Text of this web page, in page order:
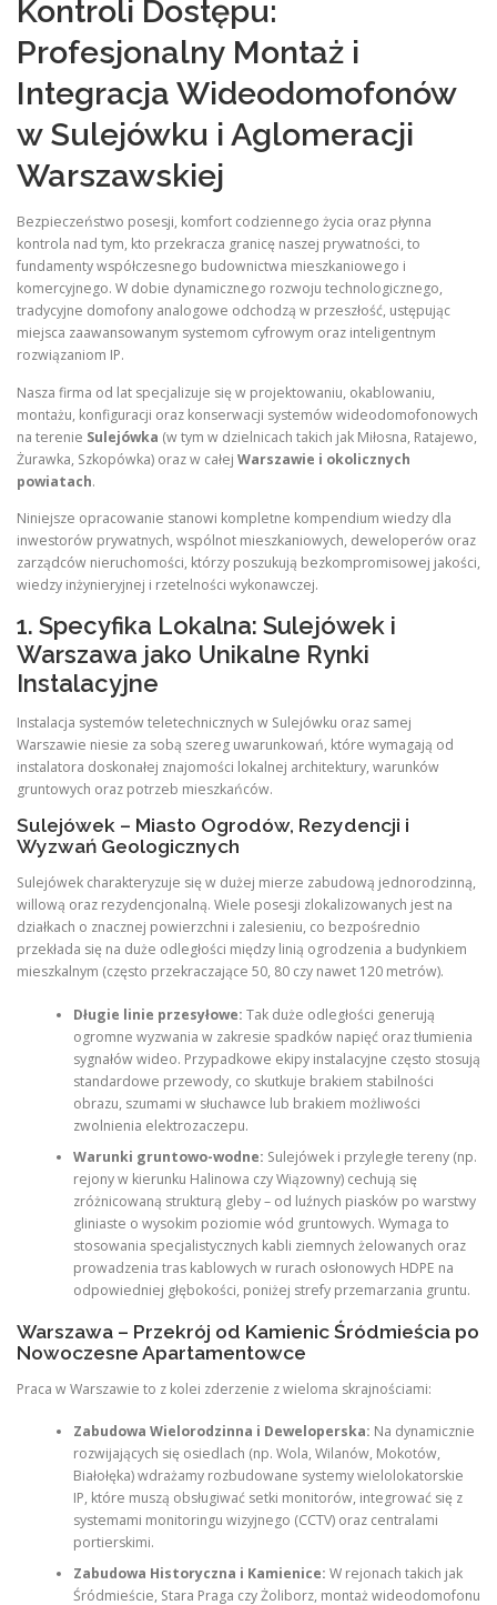
Kontroli Dostępu:
Profesjonalny Montaż i
Integracja Wideodomofonów
w Sulejówku i Aglomeracji
Warszawskiej
Bezpieczeństwo posesji, komfort codziennego życia oraz płynna
kontrola nad tym, kto przekracza granicę naszej prywatności, to
fundamenty współczesnego budownictwa mieszkaniowego i
komercyjnego. W dobie dynamicznego rozwoju technologicznego,
tradycyjne domofony analogowe odchodzą w przeszłość, ustępując
miejsca zaawansowanym systemom cyfrowym oraz inteligentnym
rozwiązaniom IP.
Nasza firma od lat specjalizuje się w projektowaniu, okablowaniu,
montażu, konfiguracji oraz konserwacji systemów wideodomofonowych
na terenie Sulejówka (w tym w dzielnicach takich jak Miłosna, Ratajewo,
Żurawka, Szkopówka) oraz w całej Warszawie i okolicznych
powiatach.
Niniejsze opracowanie stanowi kompletne kompendium wiedzy dla
inwestorów prywatnych, wspólnot mieszkaniowych, deweloperów oraz
zarządców nieruchomości, którzy poszukują bezkompromisowej jakości,
wiedzy inżynieryjnej i rzetelności wykonawczej.
1. Specyfika Lokalna: Sulejówek i
Warszawa jako Unikalne Rynki
Instalacyjne
Instalacja systemów teletechnicznych w Sulejówku oraz samej
Warszawie niesie za sobą szereg uwarunkowań, które wymagają od
instalatora doskonałej znajomości lokalnej architektury, warunków
gruntowych oraz potrzeb mieszkańców.
Sulejówek – Miasto Ogrodów, Rezydencji i
Wyzwań Geologicznych
Sulejówek charakteryzuje się w dużej mierze zabudową jednorodzinną,
willową oraz rezydencjonalną. Wiele posesji zlokalizowanych jest na
działkach o znacznej powierzchni i zalesieniu, co bezpośrednio
przekłada się na duże odległości między linią ogrodzenia a budynkiem
mieszkalnym (często przekraczające 50, 80 czy nawet 120 metrów).
Długie linie przesyłowe: Tak duże odległości generują
ogromne wyzwania w zakresie spadków napięć oraz tłumienia
sygnałów wideo. Przypadkowe ekipy instalacyjne często stosują
standardowe przewody, co skutkuje brakiem stabilności
obrazu, szumami w słuchawce lub brakiem możliwości
zwolnienia elektrozaczepu.
Warunki gruntowo-wodne: Sulejówek i przyległe tereny (np.
rejony w kierunku Halinowa czy Wiązowny) cechują się
zróżnicowaną strukturą gleby – od luźnych piasków po warstwy
gliniaste o wysokim poziomie wód gruntowych. Wymaga to
stosowania specjalistycznych kabli ziemnych żelowanych oraz
prowadzenia tras kablowych w rurach osłonowych HDPE na
odpowiedniej głębokości, poniżej strefy przemarzania gruntu.
Warszawa – Przekrój od Kamienic Śródmieścia po
Nowoczesne Apartamentowce
Praca w Warszawie to z kolei zderzenie z wieloma skrajnościami:
Zabudowa Wielorodzinna i Deweloperska: Na dynamicznie
rozwijających się osiedlach (np. Wola, Wilanów, Mokotów,
Białołęka) wdrażamy rozbudowane systemy wielolokatorskie
IP, które muszą obsługiwać setki monitorów, integrować się z
systemami monitoringu wizyjnego (CCTV) oraz centralami
portierskimi.
Zabudowa Historyczna i Kamienice: W rejonach takich jak
Śródmieście, Stara Praga czy Żoliborz, montaż wideodomofonu